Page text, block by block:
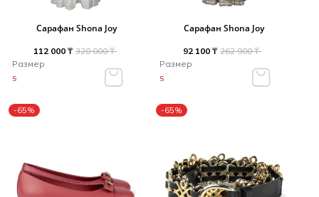
Сарафан Shona Joy
112 000 ₸ 320 000 ₸
Размер
S
Сарафан Shona Joy
92 100 ₸ 262 900 ₸
Размер
S
-65% -65%